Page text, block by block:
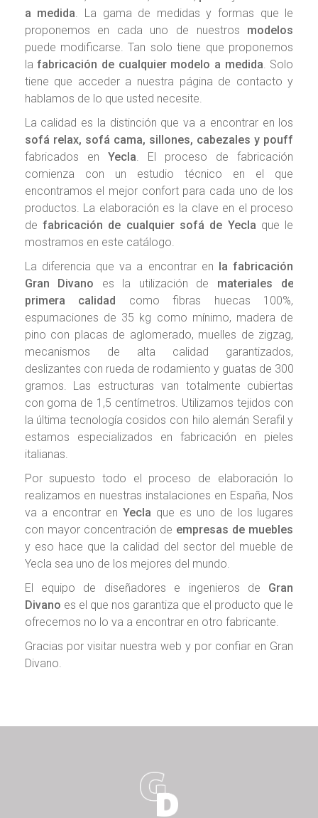
a medida. La gama de medidas y formas que le
proponemos en cada uno de nuestros modelos
puede modificarse. Tan solo tiene que proponernos
lafabricación de cualquier modelo a medida. Solo
tiene que acceder a nuestra página de contacto y
hablamos de lo que usted necesite.
La calidad es la distinción que va a encontrar en los
sofá relax, sofá cama, sillones, cabezales y pouff
fabricados en Yecla. El proceso de fabricación
comienza con un estudio técnico en el que
encontramos el mejor confort para cada uno de los
productos. La elaboración es la clave en el proceso
de fabricación de cualquier sofá de Yecla que le
mostramos en este catálogo.
La diferencia que va a encontrar en la fabricación
Gran Divano es la utilización de materiales de
primera calidad como fibras huecas 100%,
espumaciones de 35 kg como mínimo, madera de
pino con placas de aglomerado, muelles de zigzag,
mecanismos de alta calidad garantizados,
deslizantes con rueda de rodamiento y guatas de 300
gramos. Las estructuras van totalmente cubiertas
con goma de 1,5 centímetros. Utilizamos tejidos con
la última tecnología cosidos con hilo alemán Serafil y
estamos especializados en fabricación en pieles
italianas.
Por supuesto todo el proceso de elaboración lo
realizamos en nuestras instalaciones en España, Nos
va a encontrar enYecla que es uno de los lugares
con mayor concentración de empresas de muebles
y eso hace que la calidad del sector del mueble de
Yecla sea uno de los mejores del mundo.
El equipo de diseñadores e ingenieros de Gran
Divano es el que nos garantiza que el producto que le
ofrecemos no lo va a encontrar en otro fabricante.
Gracias por visitar nuestra web y por confiar en Gran
Divano.